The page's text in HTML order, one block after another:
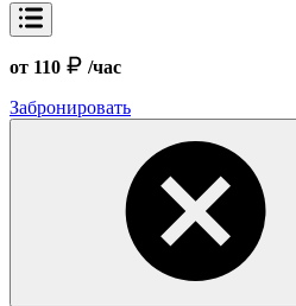
от 110
/час
Забронировать